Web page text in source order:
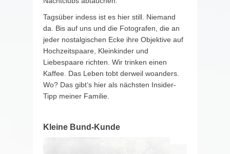
Tagsüber indess ist es hier still. Niemand
da. Bis auf uns und die Fotografen, die an
jeder nostalgischen Ecke ihre Objektive auf
Hochzeitspaare, Kleinkinder und
Liebespaare richten. Wir trinken einen
Kaffee. Das Leben tobt derweil woanders.
Wo? Das gibt’s hier als nächsten Insider-
Tipp meiner Familie.
Kleine Bund-Kunde